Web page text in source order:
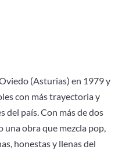
(Asturias) en 1979 y
con más trayectoria y
del país. Con más de dos
una obra que mezcla pop,
honestas y llenas del